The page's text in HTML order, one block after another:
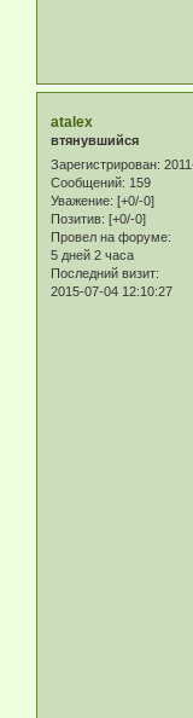
atalex
втянувшийся
Зарегистрирован:
Сообщений: 159
Уважение: [+0/-0]
Позитив: [+0/-0]
Провел на форуме:
5 дней 2 часа
Последний визит:
2015-07-04 12:10:27